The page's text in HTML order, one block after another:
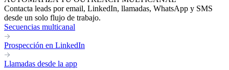
Contacta leads por email, LinkedIn, llamadas, WhatsApp y SMS
desde un solo flujo de trabajo.
Secuencias multicanal
Prospección en LinkedIn
Llamadas desde la app